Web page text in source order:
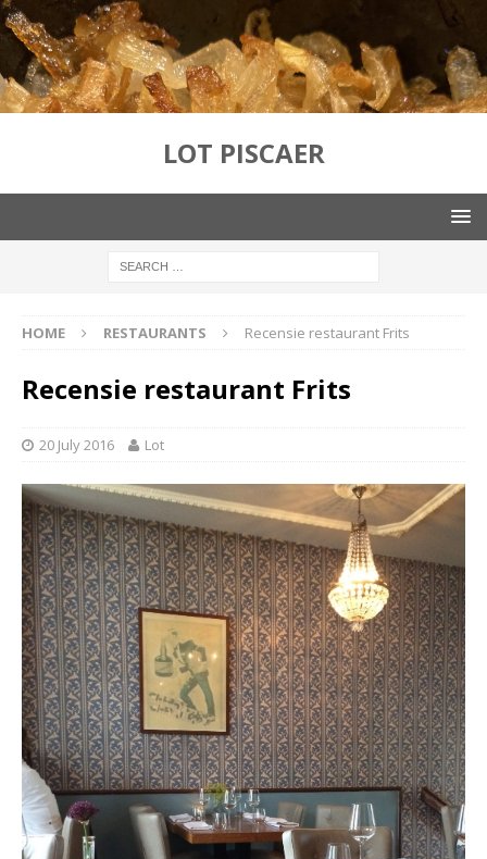
LOT PISCAER
HOME RESTAURANTS Recensie restaurant Frits
Recensie restaurant Frits
20 July 2016 Lot